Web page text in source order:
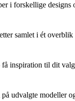
i forskellige designs
samlet i ét overblik
inspiration til dit valg
udvalgte modeller